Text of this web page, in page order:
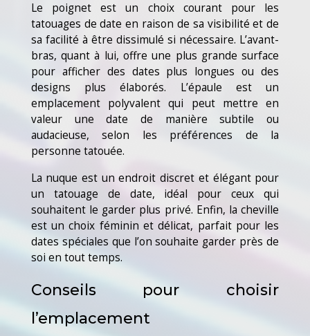
Le poignet est un choix courant pour les
tatouages de date en raison de sa visibilité et de
sa facilité à être dissimulé si nécessaire. L’avant-
bras, quant à lui, offre une plus grande surface
pour afficher des dates plus longues ou des
designs plus élaborés. L’épaule est un
emplacement polyvalent qui peut mettre en
valeur une date de manière subtile ou
audacieuse, selon les préférences de la
personne tatouée.
La nuque est un endroit discret et élégant pour
un tatouage de date, idéal pour ceux qui
souhaitent le garder plus privé. Enfin, la cheville
est un choix féminin et délicat, parfait pour les
dates spéciales que l’on souhaite garder près de
soi en tout temps.
Conseils pour choisir
l’emplacement